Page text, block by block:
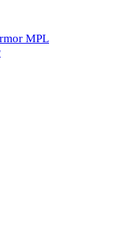
MPL